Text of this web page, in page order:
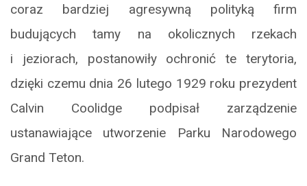
coraz bardziej agresywną polityką firm
budujących tamy na okolicznych rzekach
i jeziorach, postanowiły ochronić te terytoria,
dzięki czemu dnia 26 lutego 1929 roku prezydent
Calvin Coolidge podpisał zarządzenie
ustanawiające utworzenie Parku Narodowego
Grand Teton.